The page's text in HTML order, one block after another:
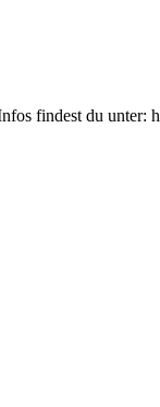
findest du unter: